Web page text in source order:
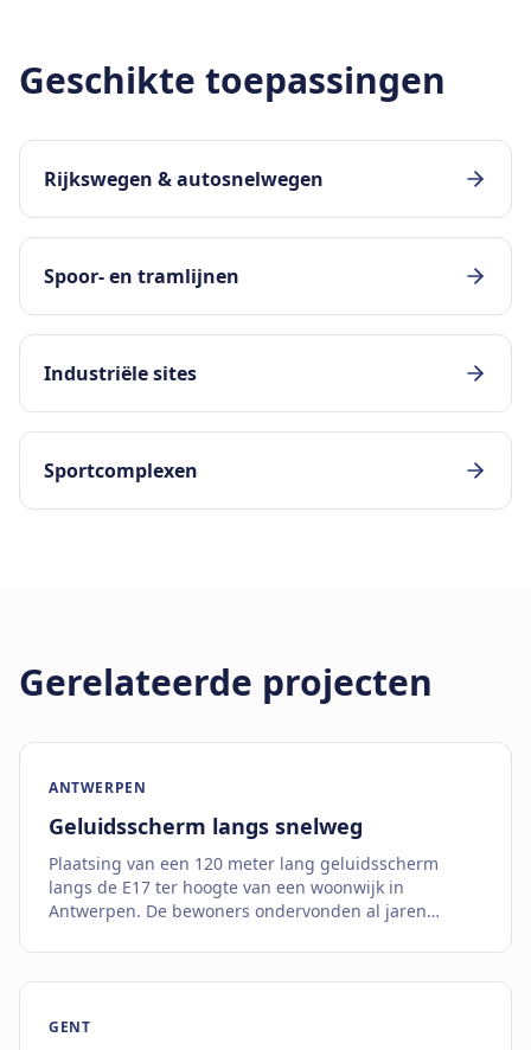
Geschikte toepassingen
Rijkswegen & autosnelwegen
Spoor- en tramlijnen
Industriële sites
Sportcomplexen
Gerelateerde projecten
ANTWERPEN
Geluidsscherm langs snelweg
Plaatsing van een 120 meter lang geluidsscherm
langs de E17 ter hoogte van een woonwijk in
Antwerpen. De bewoners ondervonden al jaren
snelwegverkeer.
GENT